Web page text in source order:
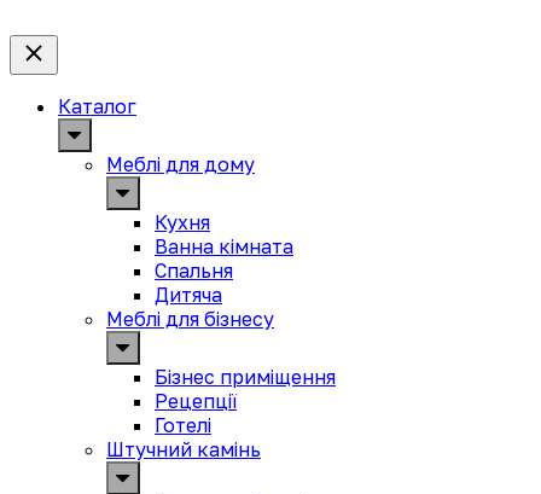
Каталог
Меблі для дому
Кухня
Ванна кімната
Спальня
Дитяча
Меблі для бізнесу
Бізнес приміщення
Рецепції
Готелі
Штучний камінь